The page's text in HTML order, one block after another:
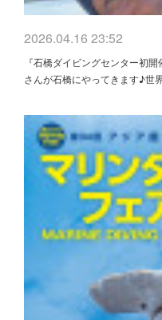
2026.04.16 23:52
『石橋ダイビングセンター初
さんが石橋にやってきます♪世